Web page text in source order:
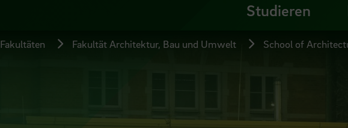
Studieren
Fakultäten Fakultät Architektur, Bau und Umwelt School of